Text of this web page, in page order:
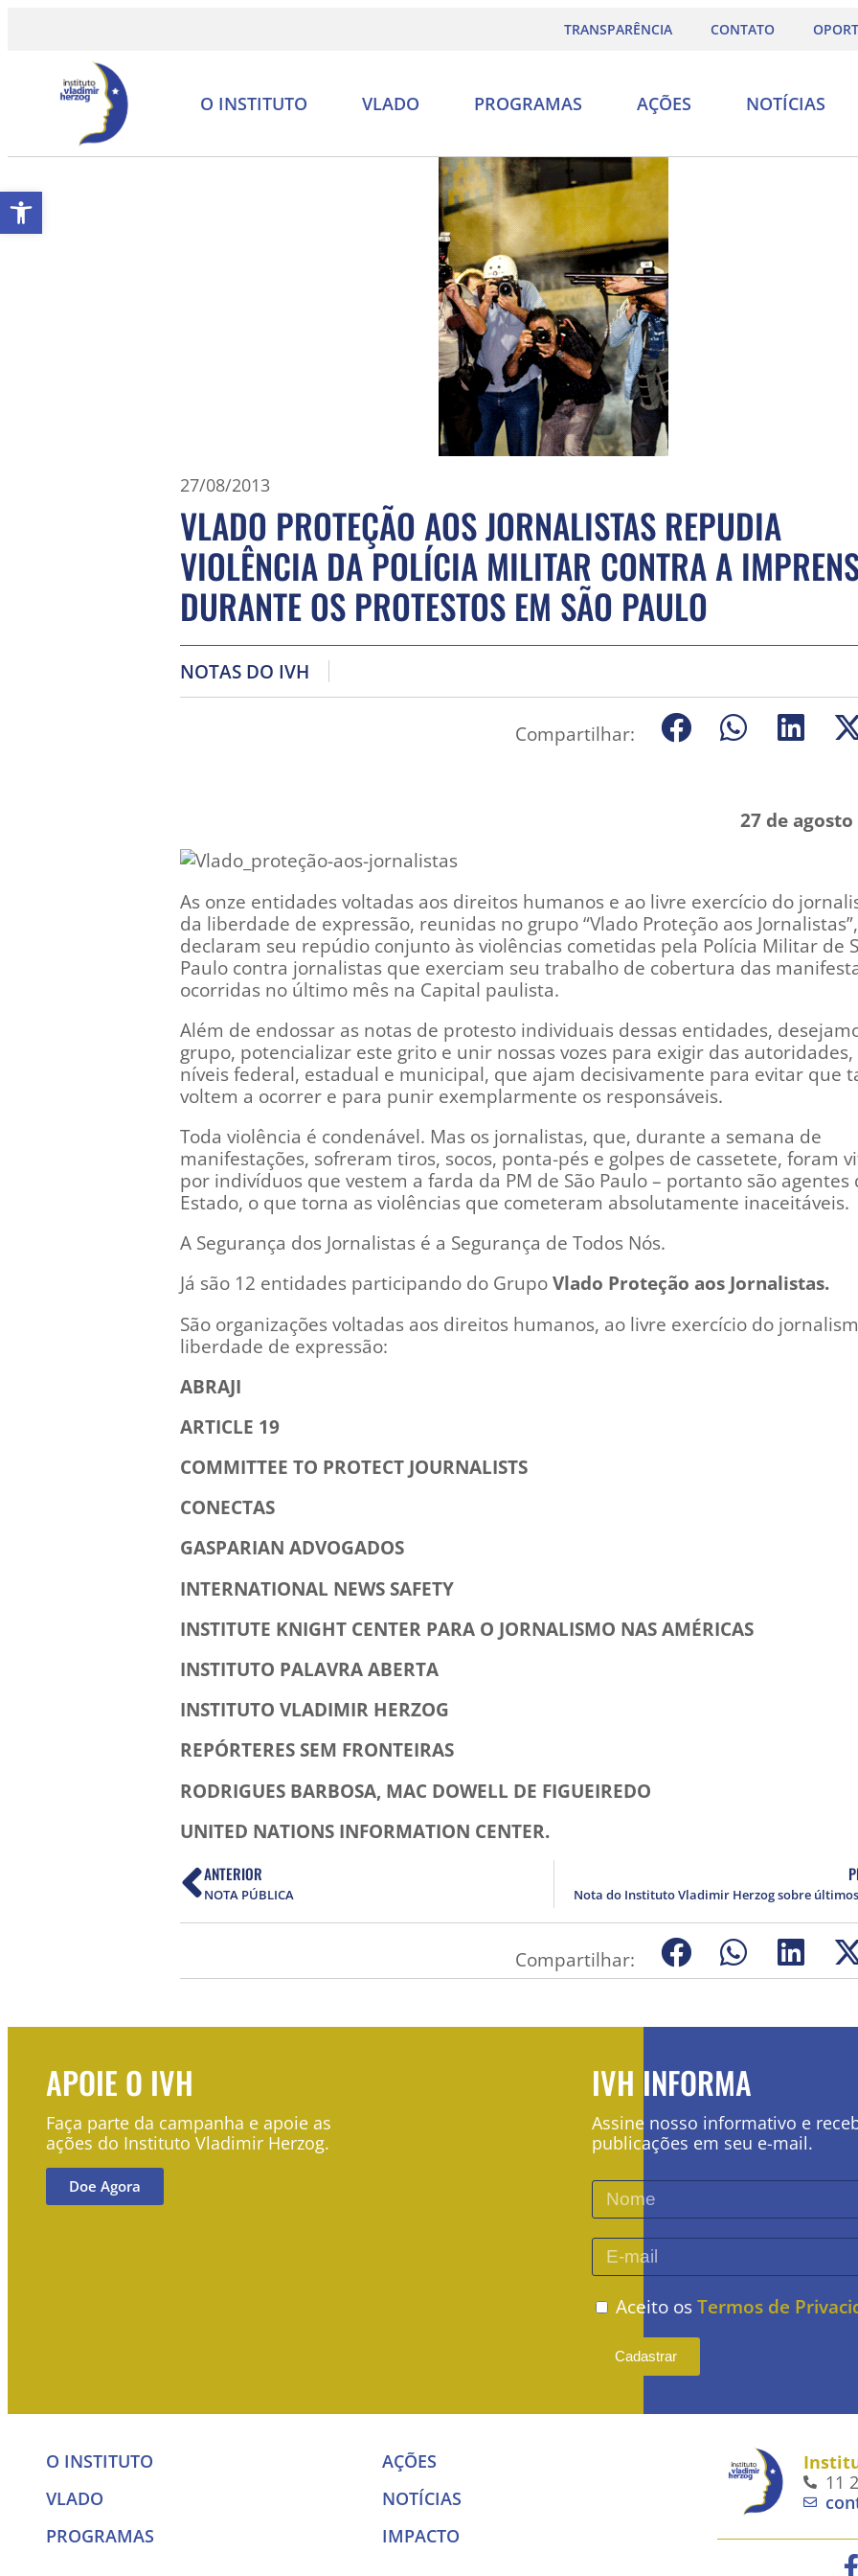
Abrir a barra de ferramentas
TRANSPARÊNCIA CONTATO
O INSTITUTO VLADO PROGRAMAS AÇÕES NOTÍCIAS
27/08/2013
VLADO PROTEÇÃO AOS JORNALISTAS REPUDIA
VIOLÊNCIA DA POLÍCIA MILITAR CONTRA A
DURANTE OS PROTESTOS EM SÃO PAULO
NOTAS DO IVH
Compartilhar:
27 de agosto
As onze entidades voltadas aos direitos humanos e ao livre exercício do
da liberdade de expressão, reunidas no grupo “Vlado Proteção aos Jornalistas”,
declaram seu repúdio conjunto às violências cometidas pela Polícia Militar de
Paulo contra jornalistas que exerciam seu trabalho de cobertura das
ocorridas no último mês na Capital paulista.
Além de endossar as notas de protesto individuais dessas entidades,
grupo, potencializar este grito e unir nossas vozes para exigir das autoridades,
níveis federal, estadual e municipal, que ajam decisivamente para evitar que
voltem a ocorrer e para punir exemplarmente os responsáveis.
Toda violência é condenável. Mas os jornalistas, que, durante a semana de
manifestações, sofreram tiros, socos, ponta-pés e golpes de cassetete, foram
por indivíduos que vestem a farda da PM de São Paulo – portanto são agentes
Estado, o que torna as violências que cometeram absolutamente inaceitáveis.
A Segurança dos Jornalistas é a Segurança de Todos Nós.
Já são 12 entidades participando do GrupoVlado Proteção aos Jornalistas.
São organizações voltadas aos direitos humanos, ao livre exercício do
liberdade de expressão:
ABRAJI
ARTICLE 19
COMMITTEE TO PROTECT JOURNALISTS
CONECTAS
GASPARIAN ADVOGADOS
INTERNATIONAL NEWS SAFETY
INSTITUTE KNIGHT CENTER PARA O JORNALISMO NAS AMÉRICAS
INSTITUTO PALAVRA ABERTA
INSTITUTO VLADIMIR HERZOG
REPÓRTERES SEM FRONTEIRAS
RODRIGUES BARBOSA, MAC DOWELL DE FIGUEIREDO
UNITED NATIONS INFORMATION CENTER.
ANTERIOR
NOTA PÚBLICA
Compartilhar:
APOIE O IVH
Faça parte da campanha e apoie as
ações do Instituto Vladimir Herzog.
Doe Agora
IVH INFORMA
Assine nosso informativo e
publicações em seu e-mail.
Aceito osTermos de
Cadastrar
O INSTITUTO
VLADO
PROGRAMAS
AÇÕES
NOTÍCIAS
IMPACTO
11